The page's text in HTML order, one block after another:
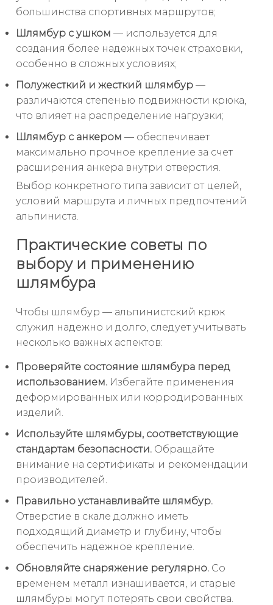
большинства спортивных маршрутов;
Шлямбур с ушком — используется для
создания более надежных точек страховки,
особенно в сложных условиях;
Полужесткий и жесткий шлямбур —
различаются степенью подвижности крюка,
что влияет на распределение нагрузки;
Шлямбур с анкером — обеспечивает
максимально прочное крепление за счет
расширения анкера внутри отверстия.
Выбор конкретного типа зависит от целей,
условий маршрута и личных предпочтений
альпиниста.
Практические советы по
выбору и применению
шлямбура
Чтобы шлямбур — альпинистский крюк
служил надежно и долго, следует учитывать
несколько важных аспектов:
Проверяйте состояние шлямбура перед
использованием. Избегайте применения
деформированных или корродированных
изделий.
Используйте шлямбуры, соответствующие
стандартам безопасности. Обращайте
внимание на сертификаты и рекомендации
производителей.
Правильно устанавливайте шлямбур.
Отверстие в скале должно иметь
подходящий диаметр и глубину, чтобы
обеспечить надежное крепление.
Обновляйте снаряжение регулярно. Со
временем металл изнашивается, и старые
шлямбуры могут потерять свои свойства.